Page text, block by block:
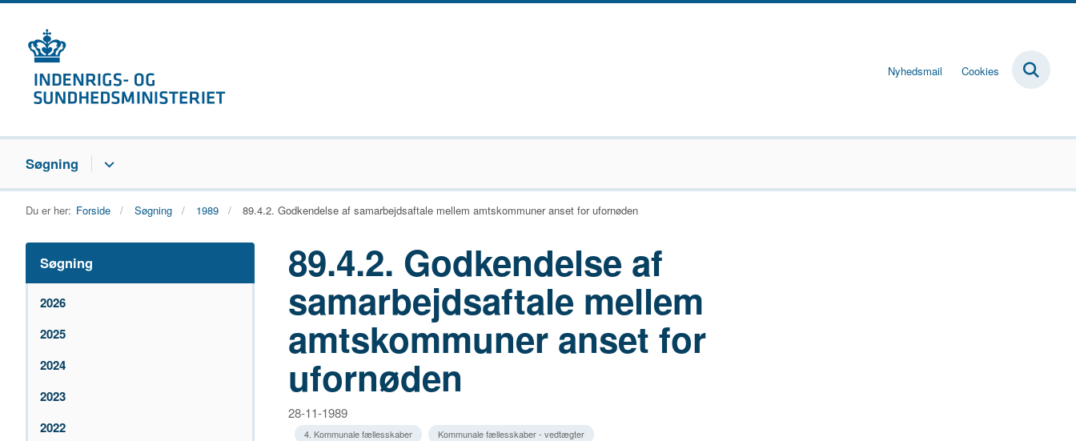
Nyhedsmail Cookies
Søgning
Du er her: Forside Søgning 1989 89.4.2. Godkendelse af samarbejdsaftale mellem amtskommuner anset for ufornøden
Søgning
2026
2025
2024
2023
2022
89.4.2. Godkendelse af
samarbejdsaftale mellem
amtskommuner anset for
ufornøden
28-11-1989
4. Kommunale fællesskaber
Kommunale fællesskaber - vedtægter